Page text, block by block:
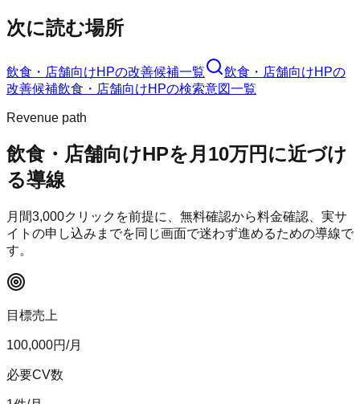
次に読む場所
飲食・店舗向けHPの改善候補一覧 飲食・店舗向けHPの
改善候補飲食・店舗向けHPの検索意図一覧
Revenue path
飲食・店舗向けHPを月10万円に近づけ
る導線
月間3,000クリックを前提に、無料確認から料金確認、実サ
イトの申し込みまでを同じ画面で迷わず進めるための導線で
す。
目標売上
100,000円/月
必要CV数